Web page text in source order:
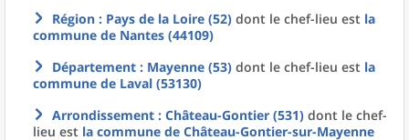
Région : Pays de la Loire (52) dont le chef-lieu est la
commune de Nantes (44109)
Département : Mayenne (53) dont le chef-lieu est la
commune de Laval (53130)
Arrondissement : Château-Gontier (531) dont le chef-
lieu est la commune de Château-Gontier-sur-Mayenne